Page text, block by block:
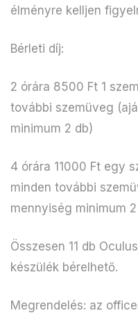
élményre kelljen
Bérleti díj:
2 órára 8500 Ft 1
további szemüveg
minimum 2 db)
4 órára 11000 Ft egy
minden további
mennyiség minimum
Összesen 11 db
készülék bérelhető.
Megrendelés: az